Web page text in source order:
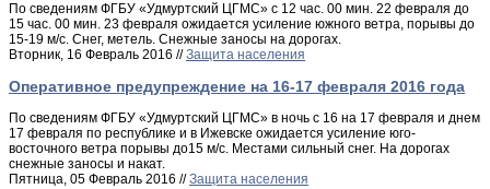
По сведениям ФГБУ «Удмуртский ЦГМС» с 12 час. 00 мин. 22 февраля до
15 час. 00 мин. 23 февраля ожидается усиление южного ветра, порывы до
15-19 м/с. Снег, метель. Снежные заносы на дорогах.
Вторник, 16 Февраль 2016 //Защита населения
Оперативное предупреждение на 16-17 февраля 2016 года
По сведениям ФГБУ «Удмуртский ЦГМС» в ночь с 16 на 17 февраля и днем
17 февраля по республике и в Ижевске ожидается усиление юго-
восточного ветра порывы до15 м/с. Местами сильный снег. На дорогах
снежные заносы и накат.
Пятница, 05 Февраль 2016 //Защита населения